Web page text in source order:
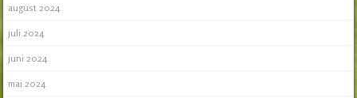
august 2024
juli 2024
juni 2024
mai 2024